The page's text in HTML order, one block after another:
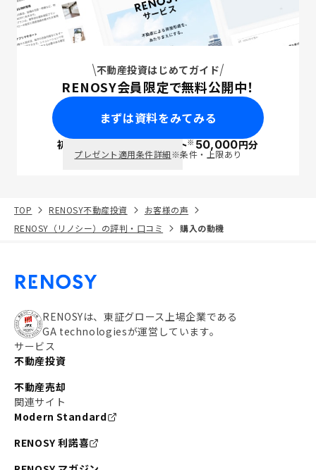
不動産投資はじめてガイド
RENOSY会員限定で無料公開中！
まずは資料をみてみる
初回面談で ポイント※50,000円分
プレゼント適用条件詳細※条件・上限あり
TOP RENOSY不動産投資
お客様の声
RENOSY（リノシー）の評判・口コミ
購入の動機
RENOSYは、東証グロース上場企業である
GA technologiesが運営しています。
サービス
不動産投資
不動産売却
関連サイト
Modern Standard
RENOSY 利諾喜